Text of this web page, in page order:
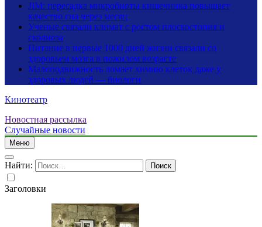
JIM: пересадка микробиоты кишечника повышает
качество сна через месяц
Ученые связали климат с ростом плоскостопия и
сколиоза
Питание в первые 1000 дней жизни связали со
здоровьем мозга в пожилом возрасте
Малоподвижность ломает химию клеток даже у
здоровых людей — биологи
Кинотеатр
Новостная рассылка
Случайные новости
Меню
Найти:
Заголовки